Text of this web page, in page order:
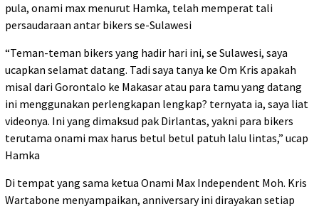
pula, onami max menurut Hamka, telah memperat tali
persaudaraan antar bikers se-Sulawesi
“Teman-teman bikers yang hadir hari ini, se Sulawesi, saya
ucapkan selamat datang. Tadi saya tanya ke Om Kris apakah
misal dari Gorontalo ke Makasar atau para tamu yang datang
ini menggunakan perlengkapan lengkap? ternyata ia, saya liat
videonya. Ini yang dimaksud pak Dirlantas, yakni para bikers
terutama onami max harus betul betul patuh lalu lintas,” ucap
Hamka
Di tempat yang sama ketua Onami Max Independent Moh. Kris
Wartabone menyampaikan, anniversary ini dirayakan setiap